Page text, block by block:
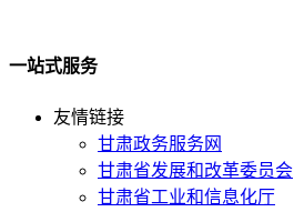
一站式服务
友情链接
甘肃政务服务网
甘肃省发展和改革委员会
甘肃省工业和信息化厅